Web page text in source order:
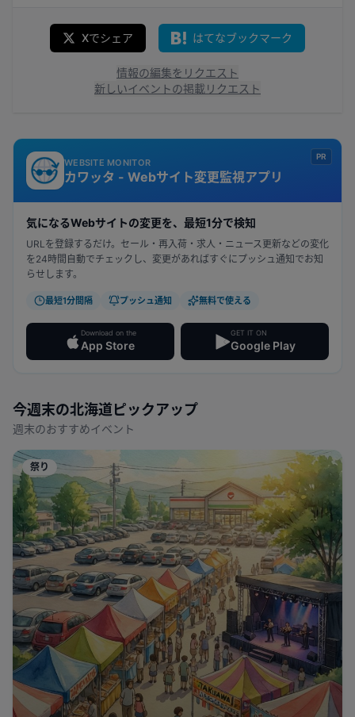
Xでシェア はてなブックマーク
情報の編集をリクエスト
新しいイベントの掲載リクエスト
PR
WEBSITE MONITOR
カワッタ - Webサイト変更監視アプリ
気になるWebサイトの変更を、最短1分で検知
URLを登録するだけ。セール・再入荷・求人・ニュース更新などの変化
を24時間自動でチェックし、変更があればすぐにプッシュ通知でお知
らせします。
最短1分間隔 プッシュ通知 無料で使える
Download on the
App Store
GET IT ON
Google Play
今週末の北海道 ピックアップ
週末のおすすめイベント
祭り